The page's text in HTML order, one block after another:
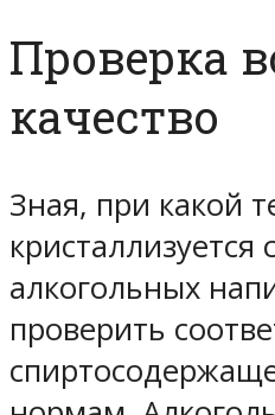
Проверка
качество
Зная, при какой
кристаллизуется
алкогольных
проверить